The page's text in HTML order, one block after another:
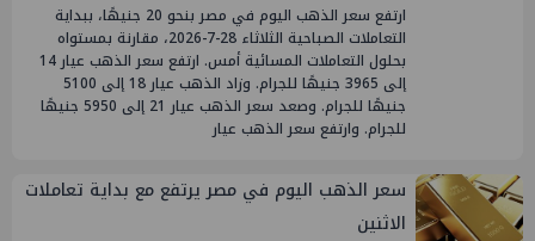
ارتفع سعر الذهب اليوم في مصر بنحو 20 جنيهًا، ببداية
التعاملات الصباحية الثلاثاء 28-7-2026، مقارنة بمستواه
بحلول التعاملات المسائية أمس. ارتفع سعر الذهب عيار 14
إلى 3965 جنيهًا للجرام. وزاد الذهب عيار 18 إلى 5100
جنيهًا للجرام. وصعد سعر الذهب عيار 21 إلى 5950 جنيهًا
للجرام. وارتفع سعر الذهب عيار
سعر الذهب اليوم في مصر يرتفع مع بداية تعاملات
الاثنين